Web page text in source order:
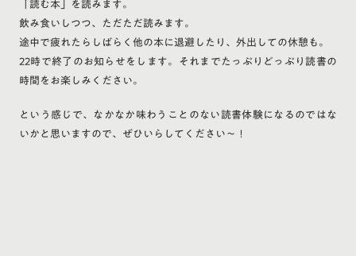
「読む本」を読みます。
飲み食いしつつ、ただただ読みます。
途中で疲れたらしばらく他の本に退避したり、外出しての休憩も。
22時で終了のお知らせをします。それまでたっぷりどっぷり読書の
時間をお楽しみください。
という感じで、なかなか味わうことのない読書体験になるのではな
いかと思いますので、ぜひいらしてください〜！